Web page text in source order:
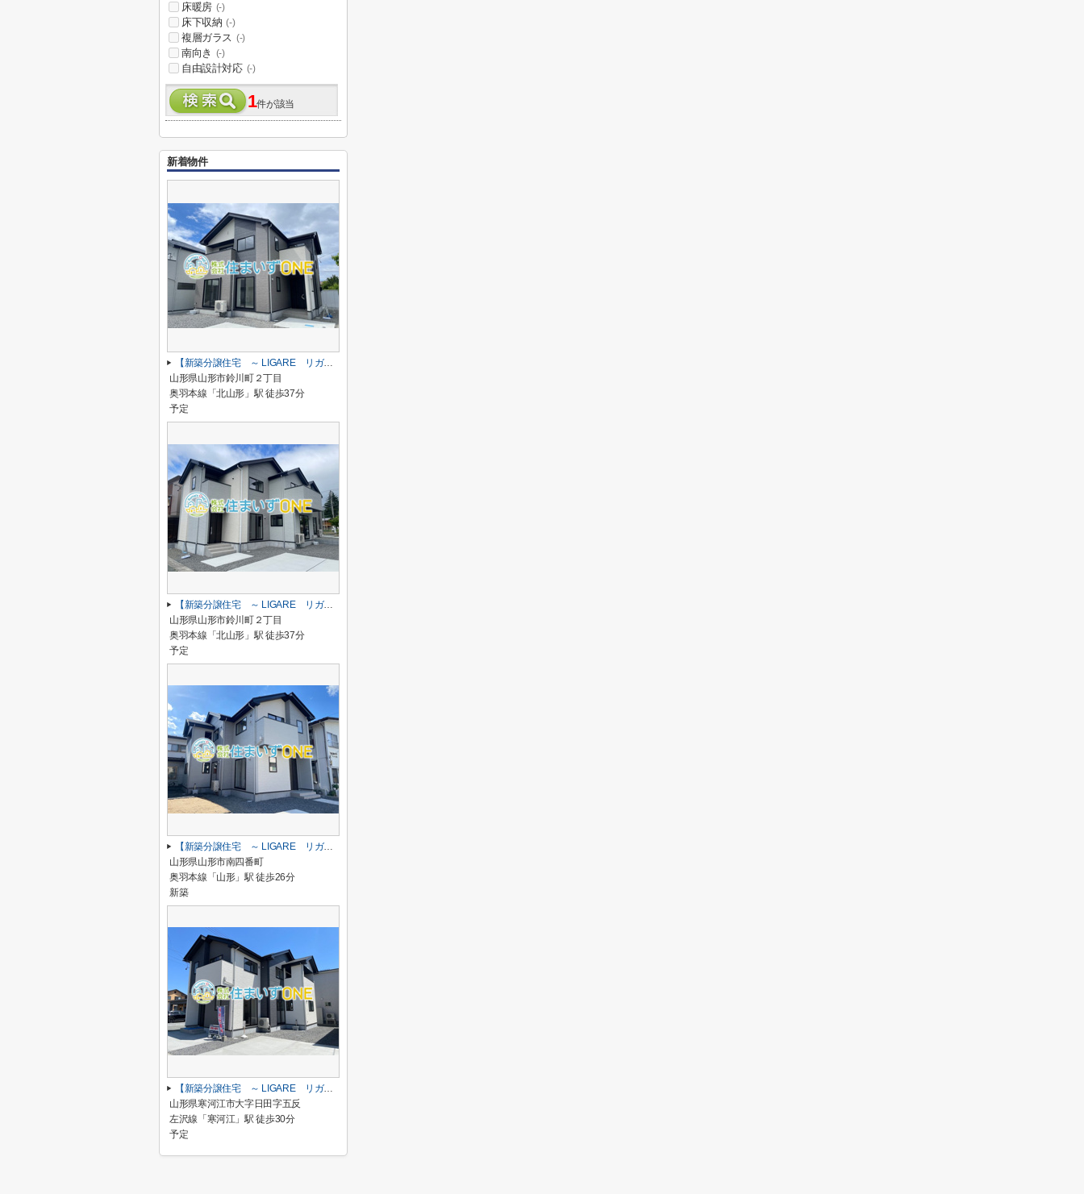
床暖房 (-)
床下収納 (-)
複層ガラス (-)
南向き (-)
自由設計対応 (-)
1件が該当
新着物件
【新築分譲住宅 ～ LIGARE リガーレ～ 】山形市鈴川町2丁目 1期2棟
山形県山形市鈴川町２丁目
奥羽本線「北山形」駅 徒歩37分
予定
【新築分譲住宅 ～ LIGARE リガーレ～ 】山形市鈴川町2丁目 1期2棟
山形県山形市鈴川町２丁目
奥羽本線「北山形」駅 徒歩37分
予定
【新築分譲住宅 ～ LIGARE リガーレ～ 】山形市南四番町 1期1棟
山形県山形市南四番町
奥羽本線「山形」駅 徒歩26分
新築
【新築分譲住宅 ～ LIGARE リガーレ～ 】寒河江市日田 1期1棟
山形県寒河江市大字日田字五反
左沢線「寒河江」駅 徒歩30分
予定